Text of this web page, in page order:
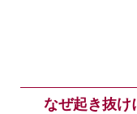
なぜ起き抜け